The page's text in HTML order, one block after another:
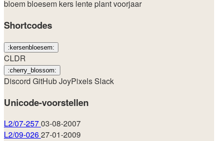
bloembloesem kers lente plantvoorjaar
Shortcodes
:kersenbloesem:
CLDR
:cherry_blossom:
Discord GitHubJoyPixelsSlack
Unicode-voorstellen
L2/07-25703-08-2007
L2/09-02627-01-2009